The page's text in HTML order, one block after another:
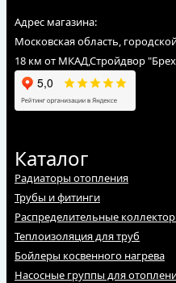
Адрес магазина:
Московская область,
18 км от МКАД,Стройдвор
Каталог
Радиаторы отопления
Трубы и фитинги
Распределительные
Теплоизоляция для труб
Бойлеры косвенного нагрева
Насосные группы для